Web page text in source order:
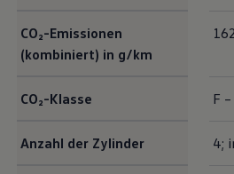
CO₂-Emissionen
(kombiniert) in g/km
CO₂-Klasse F –
Anzahl der Zylinder 4;